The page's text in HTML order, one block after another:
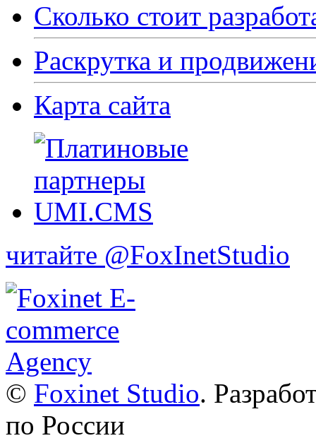
Сколько стоит
Раскрутка и
Карта сайта
читайте @FoxInetStudio
© Foxinet Studio.
по России